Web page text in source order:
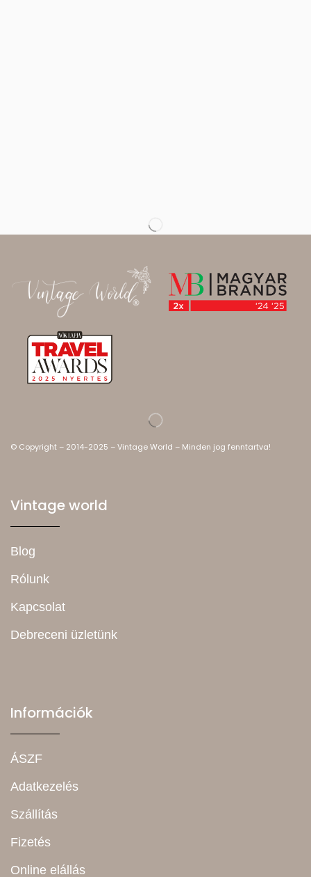
© Copyright – 2014-2025 – Vintage World – Minden jog fenntartva!
Vintage world
Blog
Rólunk
Kapcsolat
Debreceni üzletünk
Információk
ÁSZF
Adatkezelés
Szállítás
Fizetés
Online elállás